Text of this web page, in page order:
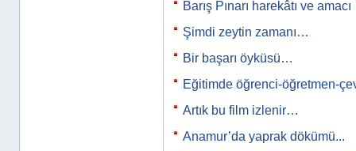
Barış Pınarı harekâtı ve
Şimdi zeytin zamanı…
Bir başarı öyküsü…
Eğitimde öğrenci-öğretmen-
Artık bu film izlenir…
Anamur’da yaprak dökümü...